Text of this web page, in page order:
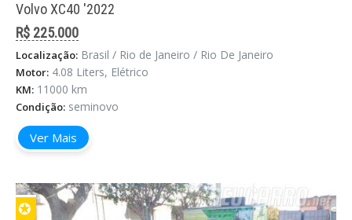
Volvo XC40 '2022
R$ 225.000
Localização: Brasil / Rio de Janeiro / Rio De Janeiro
Motor: 4.08 Liters, Elétrico
KM: 11000 km
Condição: seminovo
Ver Mais
✪